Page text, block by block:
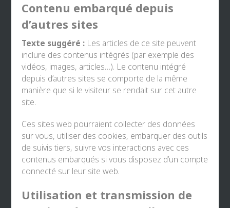
Contenu embarqué depuis
d’autres sites
Texte suggéré : Les articles de ce site peuvent
inclure des contenus intégrés (par exemple des
vidéos, images, articles…). Le contenu intégré
depuis d’autres sites se comporte de la même
manière que si le visiteur se rendait sur cet autre
site.
Ces sites web pourraient collecter des données
sur vous, utiliser des cookies, embarquer des outils
de suivis tiers, suivre vos interactions avec ces
contenus embarqués si vous disposez d’un compte
connecté sur leur site web.
Utilisation et transmission de